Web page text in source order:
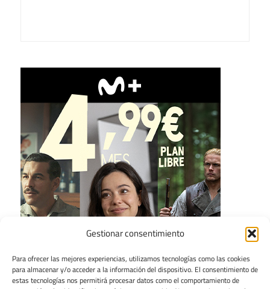
Gestionar consentimiento
Para ofrecer las mejores experiencias, utilizamos tecnologías como las cookies
para almacenar y/o acceder a la información del dispositivo. El consentimiento de
estas tecnologías nos permitirá procesar datos como el comportamiento de